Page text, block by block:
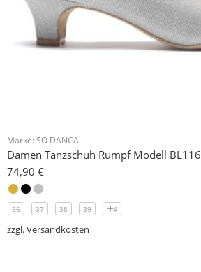
Marke: SO DANCA
Damen Tanzschuh Rumpf Modell BL116
74,90 €
36 37 38 39 4
zzgl.Versandkosten